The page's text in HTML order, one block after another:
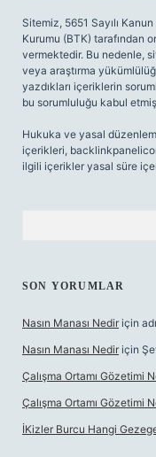
Sitemiz, 5651 Sayılı
Kurumu (BTK) tarafından
vermektedir. Bu nedenle,
veya araştırma
yazdıkları içeriklerin
bu sorumluluğu kabul etmiş
Hukuka ve yasal
içerikleri,
ilgili içerikler yasal süre
SON YORUMLAR
Nasın Manası Nedir için
Nasın Manası Nedir için
Çalışma Ortamı Gözetimi
Çalışma Ortamı Gözetimi
İKizler Burcu Hangi